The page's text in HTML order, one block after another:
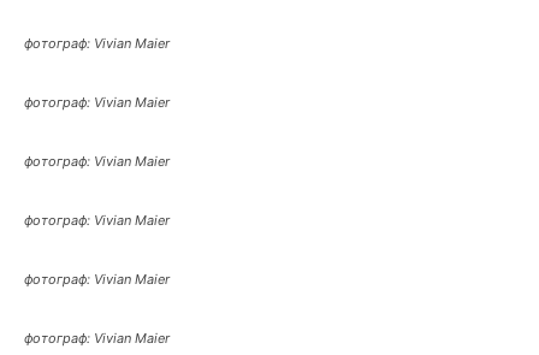
фотограф: Vivian Maier
фотограф: Vivian Maier
фотограф: Vivian Maier
фотограф: Vivian Maier
фотограф: Vivian Maier
фотограф: Vivian Maier